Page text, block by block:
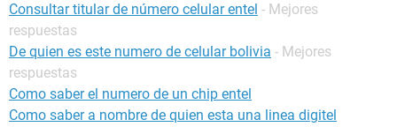
Consultar titular de número celular entel - Mejores
respuestas
De quien es este numero de celular bolivia - Mejores
respuestas
Como saber el numero de un chip entel
Como saber a nombre de quien esta una linea digitel